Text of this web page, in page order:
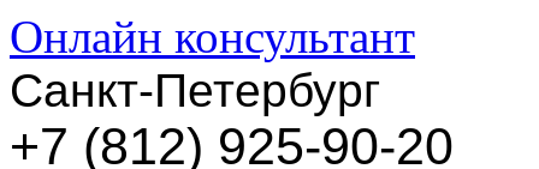
Онлайн консультант
Санкт-Петербург
+7 (812) 925-90-20